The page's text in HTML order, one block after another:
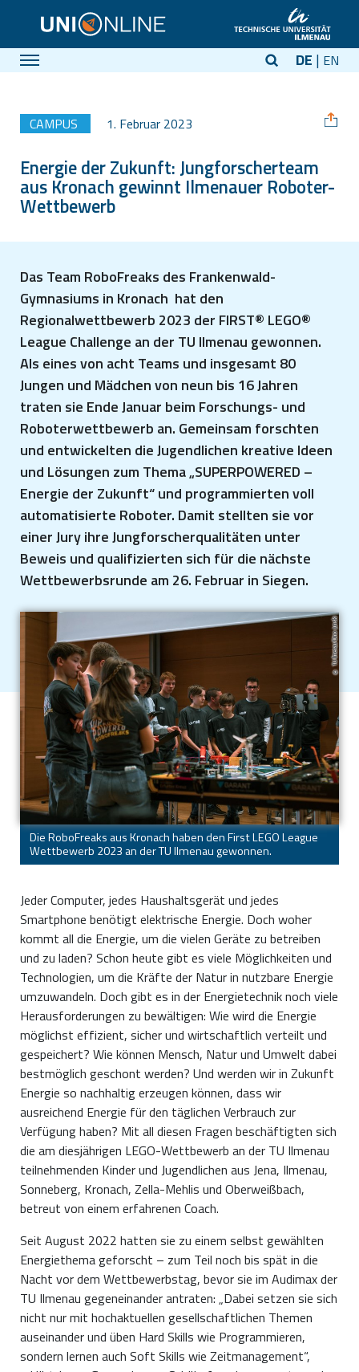
DE EN
CAMPUS 1. Februar 2023
Energie der Zukunft: Jungforscherteam
aus Kronach gewinnt Ilmenauer Roboter-
Wettbewerb
Das Team RoboFreaks des Frankenwald-
Gymnasiums in Kronach hat den
Regionalwettbewerb 2023 der FIRST® LEGO®
League Challenge an der TU Ilmenau gewonnen.
Als eines von acht Teams und insgesamt 80
Jungen und Mädchen von neun bis 16 Jahren
traten sie Ende Januar beim Forschungs- und
Roboterwettbewerb an. Gemeinsam forschten
und entwickelten die Jugendlichen kreative Ideen
und Lösungen zum Thema „SUPERPOWERED –
Energie der Zukunft“ und programmierten voll
automatisierte Roboter. Damit stellten sie vor
einer Jury ihre Jungforscherqualitäten unter
Beweis und qualifizierten sich für die nächste
Wettbewerbsrunde am 26. Februar in Siegen.
TU Ilmenau/Dino Junski
Die RoboFreaks aus Kronach haben den First LEGO League
Wettbewerb 2023 an der TU Ilmenau gewonnen.
Jeder Computer, jedes Haushaltsgerät und jedes
Smartphone benötigt elektrische Energie. Doch woher
kommt all die Energie, um die vielen Geräte zu betreiben
und zu laden? Schon heute gibt es viele Möglichkeiten und
Technologien, um die Kräfte der Natur in nutzbare Energie
umzuwandeln. Doch gibt es in der Energietechnik noch viele
Herausforderungen zu bewältigen: Wie wird die Energie
möglichst effizient, sicher und wirtschaftlich verteilt und
gespeichert? Wie können Mensch, Natur und Umwelt dabei
bestmöglich geschont werden? Und werden wir in Zukunft
Energie so nachhaltig erzeugen können, dass wir
ausreichend Energie für den täglichen Verbrauch zur
Verfügung haben? Mit all diesen Fragen beschäftigten sich
die am diesjährigen LEGO-Wettbewerb an der TU Ilmenau
teilnehmenden Kinder und Jugendlichen aus Jena, Ilmenau,
Sonneberg, Kronach, Zella-Mehlis und Oberweißbach,
betreut von einem erfahrenen Coach.
Seit August 2022 hatten sie zu einem selbst gewählten
Energiethema geforscht – zum Teil noch bis spät in die
Nacht vor dem Wettbewerbstag, bevor sie im Audimax der
TU Ilmenau gegeneinander antraten: „Dabei setzen sie sich
nicht nur mit hochaktuellen gesellschaftlichen Themen
auseinander und üben Hard Skills wie Programmieren,
sondern lernen auch Soft Skills wie Zeitmanagement“,